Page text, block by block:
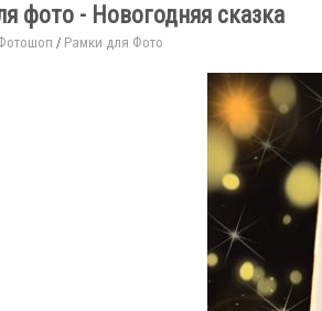
фото - Новогодняя сказка
/ Рамки для Фото